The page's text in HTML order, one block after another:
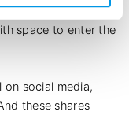
space to enter the
social media,
these shares